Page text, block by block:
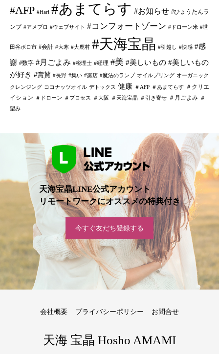
#AFP #Hari #あまてらす #お知らせ #ひょうたんラ
ンプ #アメブロ #ウェブサイト #コンフォートゾーン #ドローン米 #世
田谷ボロ市 #会計 #大寒 #大鹿村 #天海宝晶 #引越し #快感 #感
謝 #数字 #月ごよみ #税理士 #経理 #美 #美しいもの #美しいもの
が好き #賞賛 #長野 #集い #露店 #魔法のランプ オイルプリング オーガニック
クレンジング ココナッツオイル デトックス 健康 ＃AFP ＃あまてらす
＃クリエ
イション
＃ドローン ＃プロセス ＃大阪 ＃天海宝晶 ＃引き寄せ ＃月ごよみ ＃
望み
天海宝晶LINE公式アカウント
リモートワークにオススメの特典付き
今すぐ友だち登録する
会社概要 プライバシーポリシー お問合せ
天海 宝晶 Hosho AMAMI